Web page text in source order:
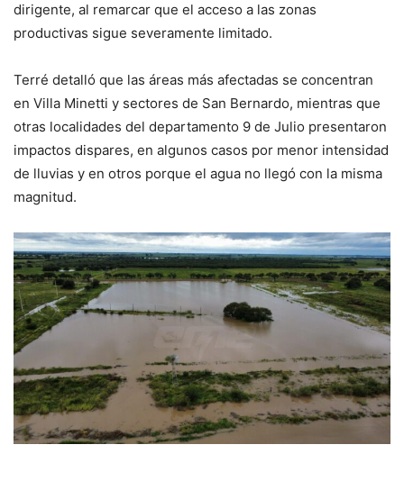
dirigente, al remarcar que el acceso a las zonas
productivas sigue severamente limitado.
Terré detalló que las áreas más afectadas se concentran
en Villa Minetti y sectores de San Bernardo, mientras que
otras localidades del departamento 9 de Julio presentaron
impactos dispares, en algunos casos por menor intensidad
de lluvias y en otros porque el agua no llegó con la misma
magnitud.